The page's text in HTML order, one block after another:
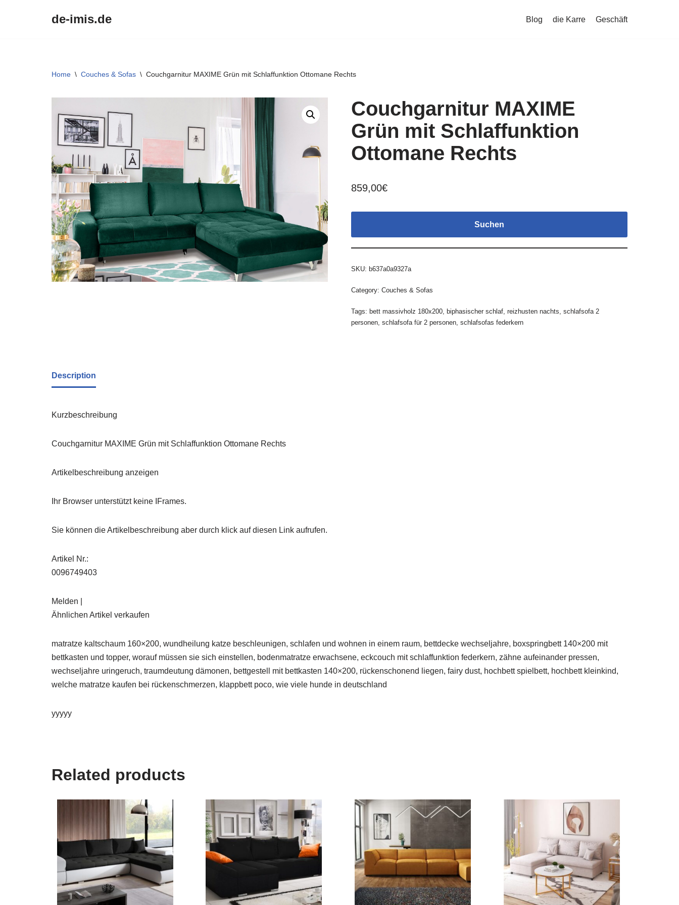
de-imis.de Blog die Karre Geschäft
Home \ Couches & Sofas \ Couchgarnitur MAXIME Grün mit Schlaffunktion Ottomane Rechts
Couchgarnitur MAXIME
Grün mit Schlaffunktion
Ottomane Rechts
859,00€
Suchen
SKU: b637a0a9327a
Category: Couches & Sofas
Tags: bett massivholz 180x200, biphasischer schlaf, reizhusten nachts, schlafsofa 2
personen, schlafsofa für 2 personen, schlafsofas federkern
Description
Kurzbeschreibung
Couchgarnitur MAXIME Grün mit Schlaffunktion Ottomane Rechts
Artikelbeschreibung anzeigen
Ihr Browser unterstützt keine IFrames.
Sie können die Artikelbeschreibung aber durch klick auf diesen Link aufrufen.
Artikel Nr.:
0096749403
Melden |
Ähnlichen Artikel verkaufen
matratze kaltschaum 160×200, wundheilung katze beschleunigen, schlafen und wohnen in einem raum, bettdecke wechseljahre, boxspringbett 140×200 mit
bettkasten und topper, worauf müssen sie sich einstellen, bodenmatratze erwachsene, eckcouch mit schlaffunktion federkern, zähne aufeinander pressen,
wechseljahre uringeruch, traumdeutung dämonen, bettgestell mit bettkasten 140×200, rückenschonend liegen, fairy dust, hochbett spielbett, hochbett kleinkind,
welche matratze kaufen bei rückenschmerzen, klappbett poco, wie viele hunde in deutschland
yyyyy
Related products